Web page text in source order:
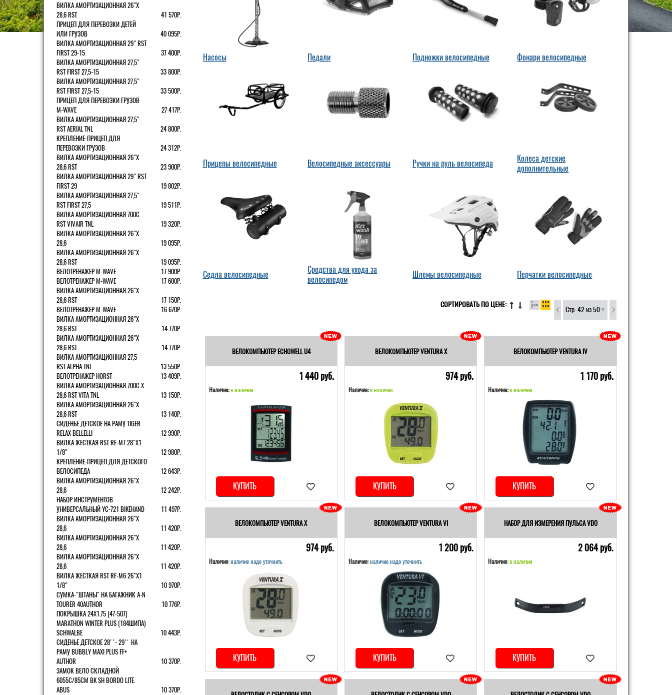
ВИЛКА АМОРТИЗАЦИОННАЯ 26"Х
28,6 RST
41 570Р.
ПРИЦЕП ДЛЯ ПЕРЕВОЗКИ ДЕТЕЙ
ИЛИ ГРУЗОВ
40 095Р.
ВИЛКА АМОРТИЗАЦИОННАЯ 29" RST
FIRST 29-15
37 400Р.
ВИЛКА АМОРТИЗАЦИОННАЯ 27,5"
RST FIRST 27,5-15
33 800Р.
ВИЛКА АМОРТИЗАЦИОННАЯ 27,5"
RST FIRST 27,5-15
33 500Р.
ПРИЦЕП ДЛЯ ПЕРЕВОЗКИ ГРУЗОВ
M-WAVE
27 417Р.
ВИЛКА АМОРТИЗАЦИОННАЯ 27,5"
RST AERIAL TNL
24 800Р.
КРЕПЛЕНИЕ-ПРИЦЕП ДЛЯ
ПЕРЕВОЗКИ ГРУЗОВ
24 312Р.
ВИЛКА АМОРТИЗАЦИОННАЯ 26"Х
28,6 RST
23 900Р.
ВИЛКА АМОРТИЗАЦИОННАЯ 29" RST
FIRST 29
19 802Р.
ВИЛКА АМОРТИЗАЦИОННАЯ 27,5"
RST FIRST 27,5
19 511Р.
ВИЛКА АМОРТИЗАЦИОННАЯ 700С
RST VIVAIR TNL
19 320Р.
ВИЛКА АМОРТИЗАЦИОННАЯ 26"Х
28,6
19 095Р.
ВИЛКА АМОРТИЗАЦИОННАЯ 26"Х
28,6 RST
19 095Р.
ВЕЛОТРЕНАЖЕР M-WAVE
17 900Р.
ВЕЛОТРЕНАЖЕР M-WAVE
17 600Р.
ВИЛКА АМОРТИЗАЦИОННАЯ 26"Х
28,6 RST
17 150Р.
ВЕЛОТРЕНАЖЕР M-WAVE
16 670Р.
ВИЛКА АМОРТИЗАЦИОННАЯ 26"Х
28,6 RST
14 770Р.
ВИЛКА АМОРТИЗАЦИОННАЯ 26"Х
28,6 RST
14 770Р.
ВИЛКА АМОРТИЗАЦИОННАЯ 27,5
RST ALPHA TNL
13 550Р.
ВЕЛОТРЕНАЖЕР HORST
13 409Р.
ВИЛКА АМОРТИЗАЦИОННАЯ 700С Х
28,6 RST VITA TNL
13 150Р.
ВИЛКА АМОРТИЗАЦИОННАЯ 26"Х
28,6 RST
13 140Р.
СИДЕНЬЕ ДЕТСКОЕ НА РАМУ TIGER
RELAX BELLELLI
12 990Р.
ВИЛКА ЖЕСТКАЯ RST RF-M7 28"Х1
1/8"
12 980Р.
КРЕПЛЕНИЕ-ПРИЦЕП ДЛЯ ДЕТСКОГО
ВЕЛОСИПЕДА
12 643Р.
ВИЛКА АМОРТИЗАЦИОННАЯ 26"Х
28,6
12 242Р.
НАБОР ИНСТРУМЕНТОВ
УНИВЕРСАЛЬНЫЙ YC-721 BIKEHAND
11 497Р.
ВИЛКА АМОРТИЗАЦИОННАЯ 26"Х
28,6
11 420Р.
ВИЛКА АМОРТИЗАЦИОННАЯ 26"Х
28,6
11 420Р.
ВИЛКА АМОРТИЗАЦИОННАЯ 26"Х
28,6
11 420Р.
ВИЛКА ЖЕСТКАЯ RST RF-M6 26"Х1
1/8"
10 970Р.
СУМКА-"ШТАНЫ" НА БАГАЖНИК A-N
TOURER 40AUTHOR
10 776Р.
ПОКРЫШКА 24X1.75 (47-507)
MARATHON WINTER PLUS (184ШИПА)
SCHWALBE
10 443Р.
СИДЕНЬЕ ДЕТСКОЕ 28''- 29'' НА
РАМУ BUBBLY MAXI PLUS FF+
AUTHOR
10 370Р.
ЗАМОК ВЕЛО СКЛАДНОЙ
6055C/85СМ BK SH BORDO LITE.
ABUS
10 370Р.
Насосы Педали Подножки велосипедные Фонари велосипедные
Прицепы велосипедные Велосипедные аксессуары Ручки на руль велосипеда
Колеса детские
дополнительные
Седла велосипедные
Средства для ухода за
велосипедом
Шлемы велосипедные Перчатки велосипедные
Стр. 42 из 50
СОРТИРОВАТЬ ПО ЦЕНЕ:
ВЕЛОКОМПЬЮТЕР ECHOWELL U4
1 440 pуб.
Наличие: в наличии
КУПИТЬ
ВЕЛОКОМПЬЮТЕР VENTURA Х
974 pуб.
Наличие:в наличии
КУПИТЬ
ВЕЛОКОМПЬЮТЕР VENTURA IV
1 170 pуб.
Наличие:в наличии
КУПИТЬ
ВЕЛОКОМПЬЮТЕР VENTURA Х
974 pуб.
Наличие: наличие надо уточнить
КУПИТЬ
ВЕЛОКОМПЬЮТЕР VENTURA VI
1 200 pуб.
Наличие:наличие надо уточнить
КУПИТЬ
НАБОР ДЛЯ ИЗМЕРЕНИЯ ПУЛЬСА VDO
2 064 pуб.
Наличие:в наличии
КУПИТЬ